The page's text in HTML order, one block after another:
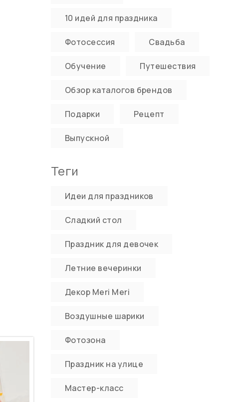
10 идей для праздника
Фотосессия Свадьба
Обучение Путешествия
Обзор каталогов брендов
Подарки Рецепт
Выпускной
Теги
Идеи для праздников
Сладкий стол
Праздник для девочек
Летние вечеринки
Декор Meri Meri
Воздушные шарики
Фотозона
Праздник на улице
Мастер-класс